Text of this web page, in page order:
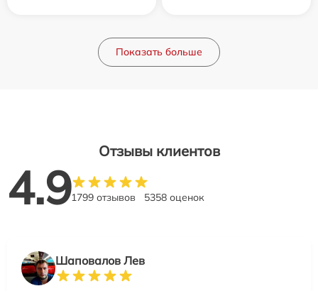
Показать больше
Отзывы клиентов
4.91799 отзывов 5358 оценок
Шаповалов Лев